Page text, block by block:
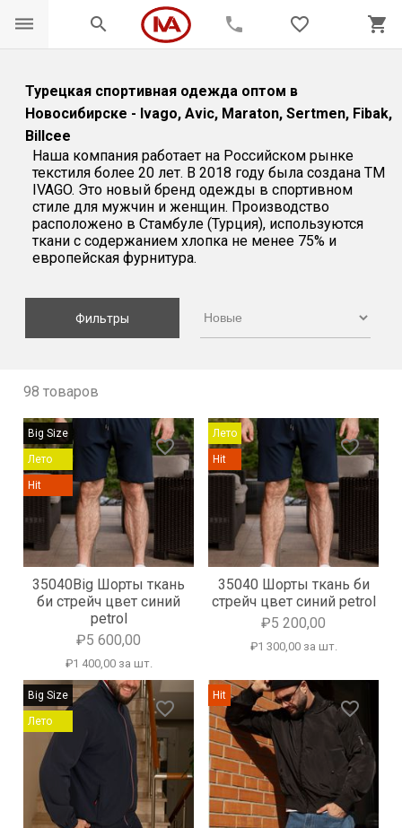
dehaze search phone favorite_border shopping_cart
Турецкая спортивная одежда оптом в
Новосибирске - Ivago, Avic, Maraton, Sertmen, Fibak,
Billcee
Наша компания работает на Российском рынке
текстиля более 20 лет. В 2018 году была создана ТМ
IVAGO. Это новый бренд одежды в спортивном
стиле для мужчин и женщин. Производство
расположено в Стамбуле (Турция), используются
ткани с содержанием хлопка не менее 75% и
европейская фурнитура.
Фильтры
98 товаров
favorite_border
Big Size
Лето
Hit
35040Big Шорты ткань
би стрейч цвет синий
petrol
₽5 600,00
₽1 400,00 за шт.
favorite_border
Лето
Hit
35040 Шорты ткань би
стрейч цвет синий petrol
₽5 200,00
₽1 300,00 за шт.
favorite_border
Big Size
Лето
favorite_border
Hit